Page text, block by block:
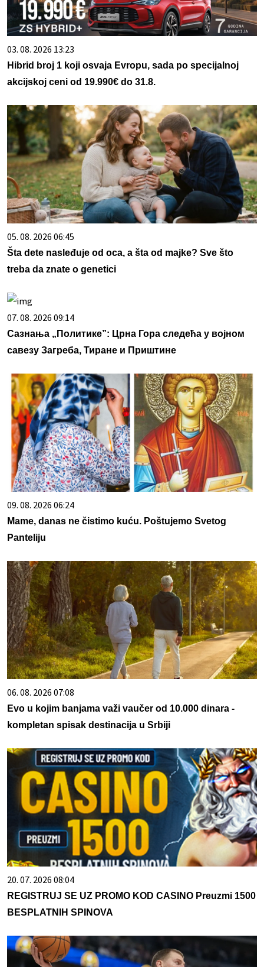
03. 08. 2026 13:23
Hibrid broj 1 koji osvaja Evropu, sada po specijalnoj
akcijskoj ceni od 19.990€ do 31.8.
05. 08. 2026 06:45
Šta dete nasleđuje od oca, a šta od majke? Sve što
treba da znate o genetici
07. 08. 2026 09:14
Сазнања „Политике”: Црна Гора следећа у војном
савезу Загреба, Тиране и Приштине
09. 08. 2026 06:24
Mame, danas ne čistimo kuću. Poštujemo Svetog
Panteliju
06. 08. 2026 07:08
Evo u kojim banjama važi vaučer od 10.000 dinara -
kompletan spisak destinacija u Srbiji
20. 07. 2026 08:04
REGISTRUJ SE UZ PROMO KOD CASINO Preuzmi 1500
BESPLATNIH SPINOVA